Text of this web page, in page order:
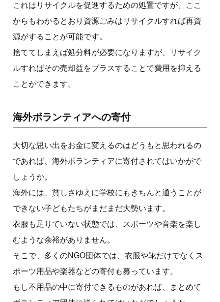
これはリサイクルを促進するための処置ですが、ここ
からもわかるとおり資源ごみはリサイクルすれば再資
源がすることが可能です。
捨ててしまえば処分料が必要になりますが、リサイク
ルすればその売却益をプラスすることで費用を抑える
ことができます。
海外ボランティアへの寄付
大切な思い出をお金に変えるのはどうもと思われるの
であれば、海外ボランティアに寄付されてはいかがで
しょうか。
海外には、貧しさゆえに学校にもきちんと通うことが
できない子どもたちがまだまだ大勢います。
衣服も足りていない状態では、スポーツや音楽を楽し
むような余裕がありません。
そこで、多くのNGO団体では、衣服や靴だけでなくス
ポーツ用品や楽器などの寄付も募っています。
もし不用品の中に寄付できるものがあれば、まとめて